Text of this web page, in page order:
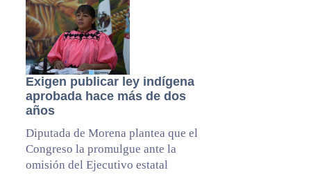
Exigen publicar ley indígena
aprobada hace más de dos
años
Diputada de Morena plantea que el
Congreso la promulgue ante la
omisión del Ejecutivo estatal